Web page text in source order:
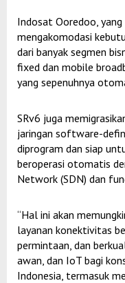
Indosat Ooredoo,
mengakomodasi
dari banyak segmen
fixed dan mobile
yang sepenuhnya
SRv6 juga
jaringan software-
diprogram dan siap
beroperasi otomatis
Network (SDN) dan
“Hal ini akan
layanan konektivitas
permintaan, dan
awan, dan IoT bagi
Indonesia, termasuk